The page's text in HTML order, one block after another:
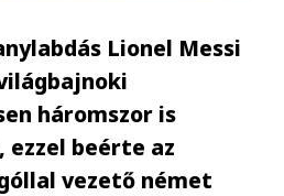
Lionel Messi
háromszor is
ezzel beérte az
vezető német